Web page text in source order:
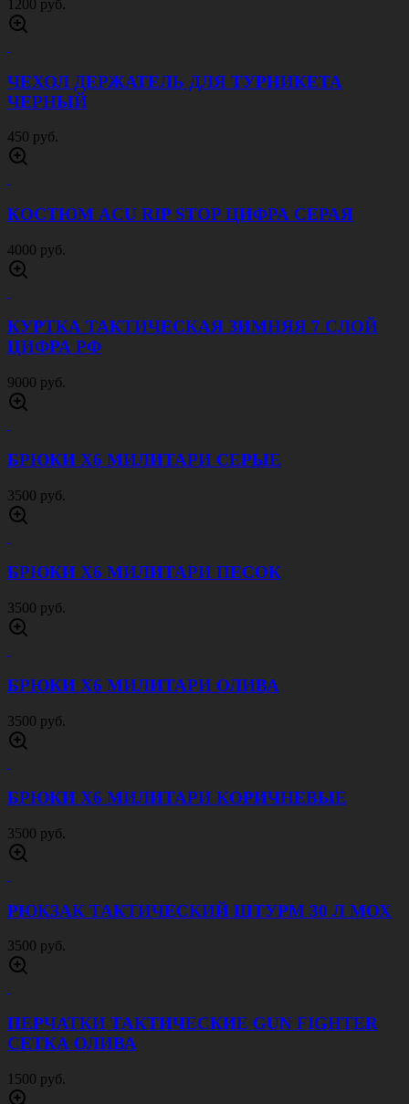
1200 руб.
ЧЕХОЛ ДЕРЖАТЕЛЬ ДЛЯ ТУРНИКЕТА
ЧЕРНЫЙ
450 руб.
КОСТЮМ ACU RIP STOP ЦИФРА СЕРАЯ
4000 руб.
КУРТКА ТАКТИЧЕСКАЯ ЗИМНЯЯ 7 СЛОЙ
ЦИФРА РФ
9000 руб.
БРЮКИ Х6 МИЛИТАРИ СЕРЫЕ
3500 руб.
БРЮКИ Х6 МИЛИТАРИ ПЕСОК
3500 руб.
БРЮКИ Х6 МИЛИТАРИ ОЛИВА
3500 руб.
БРЮКИ Х6 МИЛИТАРИ КОРИЧНЕВЫЕ
3500 руб.
РЮКЗАК ТАКТИЧЕСКИЙ ШТУРМ 30 Л МОХ
3500 руб.
ПЕРЧАТКИ ТАКТИЧЕСКИЕ GUN FIGHTER
СЕТКА ОЛИВА
1500 руб.